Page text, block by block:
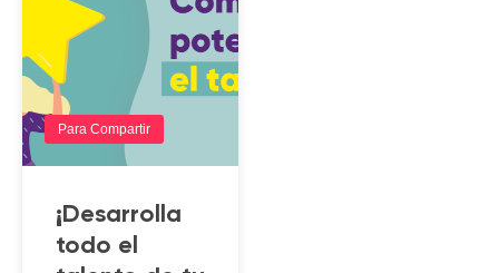
Para Compartir
¡Desarrolla
todo el